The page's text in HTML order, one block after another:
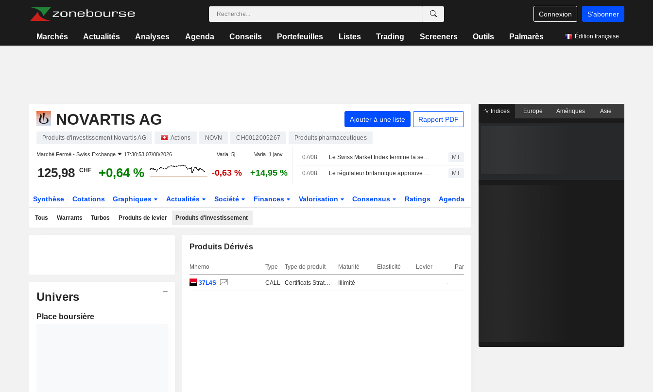
Connexion S'abonner
Marchés Actualités Analyses Agenda Conseils Portefeuilles Listes Trading Screeners Outils Palmarès Édition française
NOVARTIS AG Ajouter à une liste Rapport PDF
Produits d'investissement Novartis AG Actions NOVN CH0012005267 Produits pharmaceutiques
Marché Fermé - Swiss Exchange 17:30:53 07/08/2026 Varia. 5j. Varia. 1 janv.
125,98 CHF +0,64 % -0,63 % +14,95 %
07/08 Le Swiss Market Index termine la semaine sur une note positive ; Amrize chute MT
07/08 Le régulateur britannique approuve le traitement de Novartis contre l'urticaire chronique spontanée MT
Synthèse Cotations Graphiques Actualités Société Finances Valorisation Consensus Ratings Agenda
Tous Warrants Turbos Produits de levier Produits d'investissement
Univers
Place boursière
Produits Dérivés
Mnemo Type Type de produit Maturité Elasticité Levier Parité
37L4S CALL Certificats Stratégiques, Thématiques et Paniers Illimité -
Indices Europe Amériques Asie